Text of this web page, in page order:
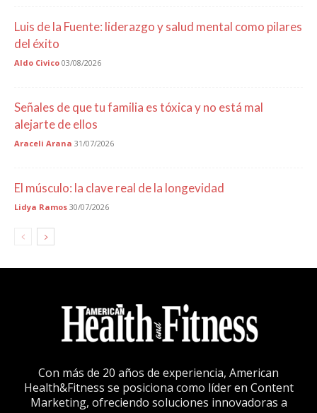
Luis de la Fuente: liderazgo y salud mental como pilares
del éxito
Aldo Civico 03/08/2026
Señales de que tu familia es tóxica y no está mal
alejarte de ellos
Araceli Arana 31/07/2026
El músculo: la clave real de la longevidad
Lidya Ramos 30/07/2026
Con más de 20 años de experiencia, American
Health&Fitness se posiciona como líder en Content
Marketing, ofreciendo soluciones innovadoras a